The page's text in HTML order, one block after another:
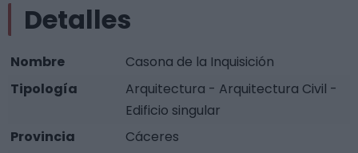
Detalles
Nombre
Casona de la Inquisición
Tipología
Arquitectura - Arquitectura Civil -
Edificio singular
Provincia
Cáceres